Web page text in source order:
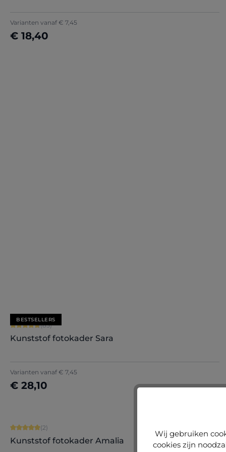
Varianten vanaf € 7,45
€ 18,40
BESTSELLERS
Gemiddelde score van 4.71 op 5 sterren
(85)
Kunststof fotokader Sara
Varianten vanaf € 7,45
€ 28,10
Nu configureren
Gemiddelde score van 5 op 5 sterren
(2)
Kunststof fotokader Amalia
Wij gebruiken
cookies zijn